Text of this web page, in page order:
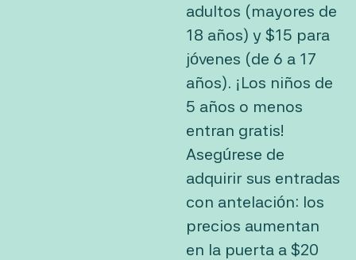
adultos (mayores de
18 años) y $15 para
jóvenes (de 6 a 17
años). ¡Los niños de
5 años o menos
entran gratis!
Asegúrese de
adquirir sus entradas
con antelación: los
precios aumentan
en la puerta a $20